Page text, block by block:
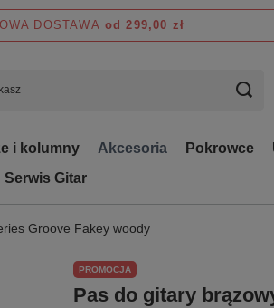
DOSTAWA od 299,00 zł
i kolumny Akcesoria Pokrowce
Serwis Gitar
Groove Fakey woody
PROMOCJA
Pas do gitary